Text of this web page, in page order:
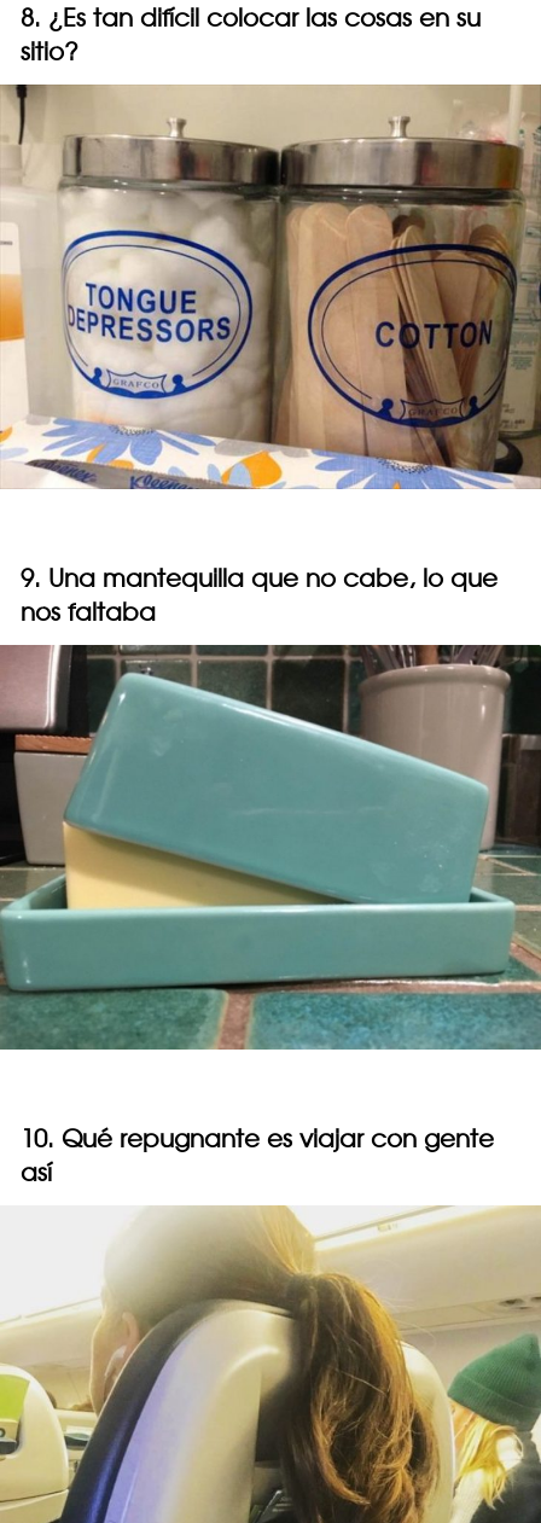
8. ¿Es tan difícil colocar las cosas en su
sitio?
9. Una mantequilla que no cabe, lo que
nos faltaba
10. Qué repugnante es viajar con gente
así